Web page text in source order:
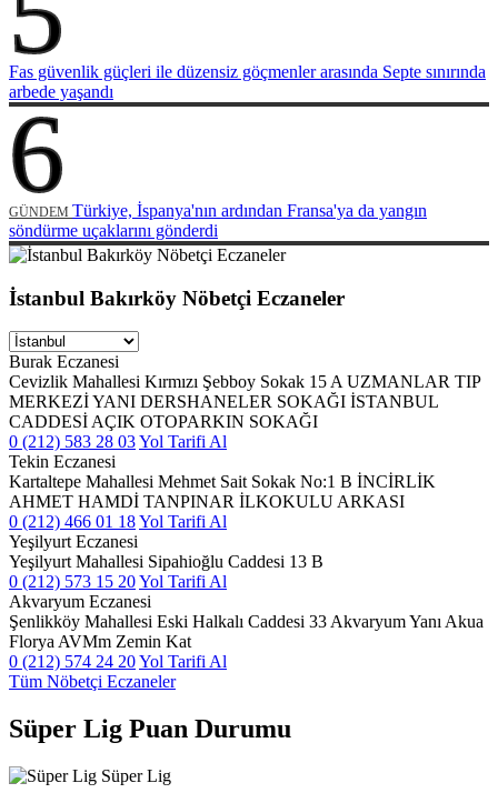
Fas güvenlik güçleri ile düzensiz göçmenler arasında Septe sınırında
arbede yaşandı
6
GÜNDEM Türkiye, İspanya'nın ardından Fransa'ya da yangın
söndürme uçaklarını gönderdi
İstanbul Bakırköy Nöbetçi Eczaneler
Burak Eczanesi
Cevizlik Mahallesi Kırmızı Şebboy Sokak 15 A UZMANLAR TIP
MERKEZİ YANI DERSHANELER SOKAĞI İSTANBUL
CADDESİ AÇIK OTOPARKIN SOKAĞI
0 (212) 583 28 03Yol Tarifi Al
Tekin Eczanesi
Kartaltepe Mahallesi Mehmet Sait Sokak No:1 B İNCİRLİK
AHMET HAMDİ TANPINAR İLKOKULU ARKASI
0 (212) 466 01 18Yol Tarifi Al
Yeşilyurt Eczanesi
Yeşilyurt Mahallesi Sipahioğlu Caddesi 13 B
0 (212) 573 15 20Yol Tarifi Al
Akvaryum Eczanesi
Şenlikköy Mahallesi Eski Halkalı Caddesi 33 Akvaryum Yanı Akua
Florya AVMm Zemin Kat
0 (212) 574 24 20Yol Tarifi Al
Tüm Nöbetçi Eczaneler
Süper Lig Puan Durumu
Süper Lig